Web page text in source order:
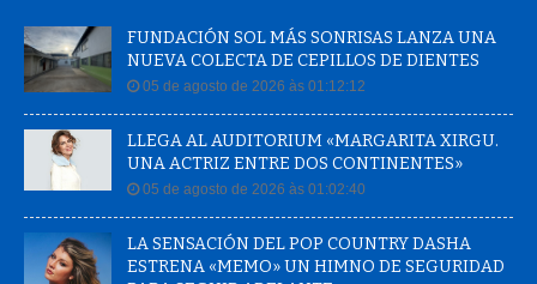
FUNDACIÓN SOL MÁS SONRISAS LANZA UNA
NUEVA COLECTA DE CEPILLOS DE DIENTES
05 de agosto de 2026 às 01:12:12
LLEGA AL AUDITORIUM «MARGARITA XIRGU.
UNA ACTRIZ ENTRE DOS CONTINENTES»
05 de agosto de 2026 às 01:02:40
LA SENSACIÓN DEL POP COUNTRY DASHA
ESTRENA «MEMO» UN HIMNO DE SEGURIDAD